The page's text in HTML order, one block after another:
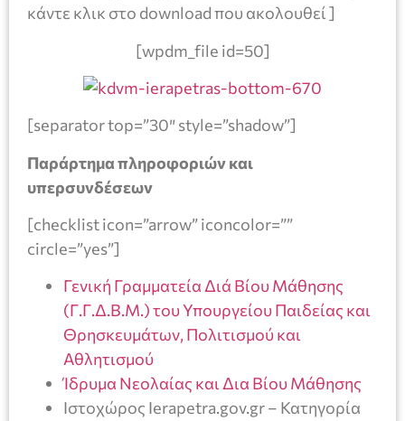
κάντε κλικ στο download που ακολουθεί ]
[wpdm_file id=50]
[separator top=”30″ style=”shadow”]
Παράρτημα πληροφοριών και
υπερσυνδέσεων
[checklist icon=”arrow” iconcolor=””
circle=”yes”]
Γενική Γραμματεία Διά Βίου Μάθησης
(Γ.Γ.Δ.Β.Μ.) του Υπουργείου Παιδείας και
Θρησκευμάτων, Πολιτισμού και
Αθλητισμού
Ίδρυμα Νεολαίας και Δια Βίου Μάθησης
Ιστοχώρος Ierapetra.gov.gr – Κατηγορία